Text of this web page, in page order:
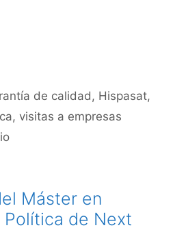
de calidad, Hispasat,
, visitas a empresas
Máster en
Política de Next